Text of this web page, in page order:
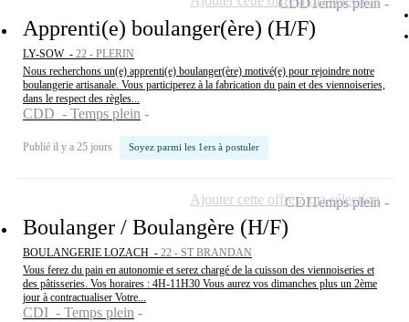
Apprenti(e) boulanger(ère) (H/F)
LY-SOW - 22 - PLERIN
Nous recherchons un(e) apprenti(e) boulanger(ère) motivé(e) pour rejoindre notre
boulangerie artisanale. Vous participerez à la fabrication du pain et des viennoiseries,
dans le respect des règles...
CDD - Temps plein
Publié il y a 25 jours Soyez parmi les 1ers à postuler
CDDTemps plein
Boulanger / Boulangère (H/F)
BOULANGERIE LOZACH - 22 - ST BRANDAN
Vous ferez du pain en autonomie et serez chargé de la cuisson des viennoiseries et
des pâtisseries. Vos horaires : 4H-11H30 Vous aurez vos dimanches plus un 2ème
jour à contractualiser Votre...
CDI - Temps plein
CDITemps plein
Ajouter cette offre à ma sélection